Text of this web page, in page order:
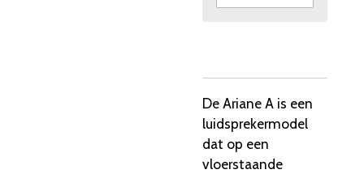
De Ariane A is een
luidsprekermodel
dat op een
vloerstaande